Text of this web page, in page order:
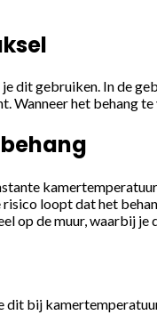
dit gebruiken. In de
het behang
loopt dat het
op de muur, waarbij
dit bij